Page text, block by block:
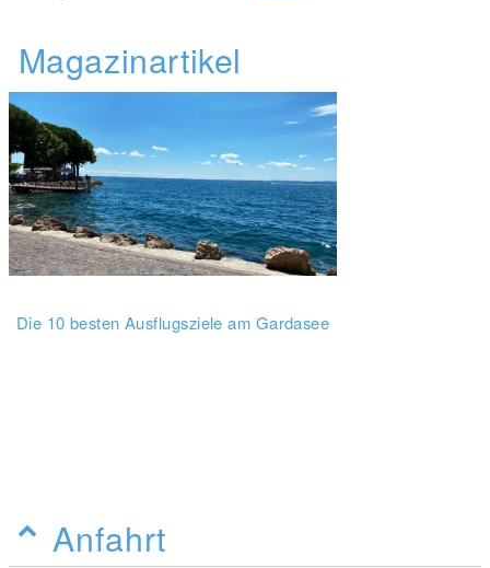
Magazinartikel
Die 10 besten Ausflugsziele am Gardasee
Anfahrt